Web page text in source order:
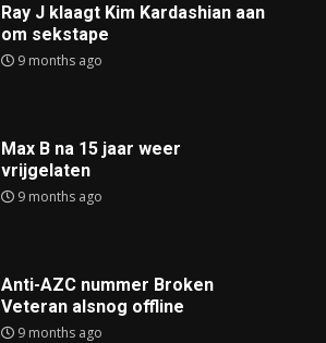
Ray J klaagt Kim Kardashian aan
om sekstape
9 months ago
Max B na 15 jaar weer
vrijgelaten
9 months ago
Anti-AZC nummer Broken
Veteran alsnog offline
9 months ago